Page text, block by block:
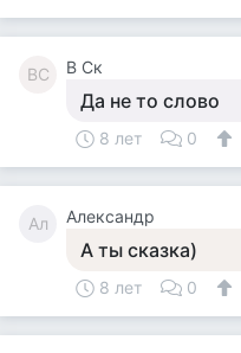
ВС В Ск
Да не то слово
8 лет 0
Ал Александр
А ты сказка)
8 лет 0